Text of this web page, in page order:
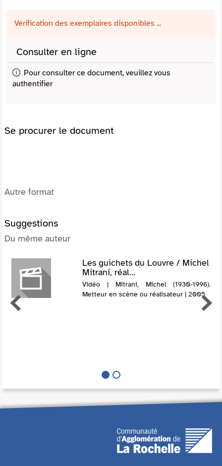
Vérification des exemplaires disponibles ...
Consulter en ligne
Pour consulter ce document, veuillez vous
authentifier
Se procurer le document
Autre format
Suggestions
Du même auteur
Les guichets du Louvre / Michel
Mitrani, réal...
Vidéo | Mitrani, Michel (1930-1996).
Metteur en scène ou réalisateur | 2005